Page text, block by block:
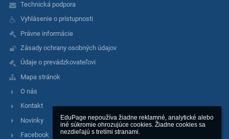
EduPage nepoužíva žiadne reklamné, analytické alebo
iné súkromie ohrozujúce cookies. Žiadne cookies sa
nezdieľajú s tretími stranami.
Technická podpora
Vyhlásenie o prístupnosti
Právne informácie
Zásady ochrany osobných údajov
Údaje o prevádzkovateľovi
Mapa stránok
O nás
Kontakt
Novinky
Facebook